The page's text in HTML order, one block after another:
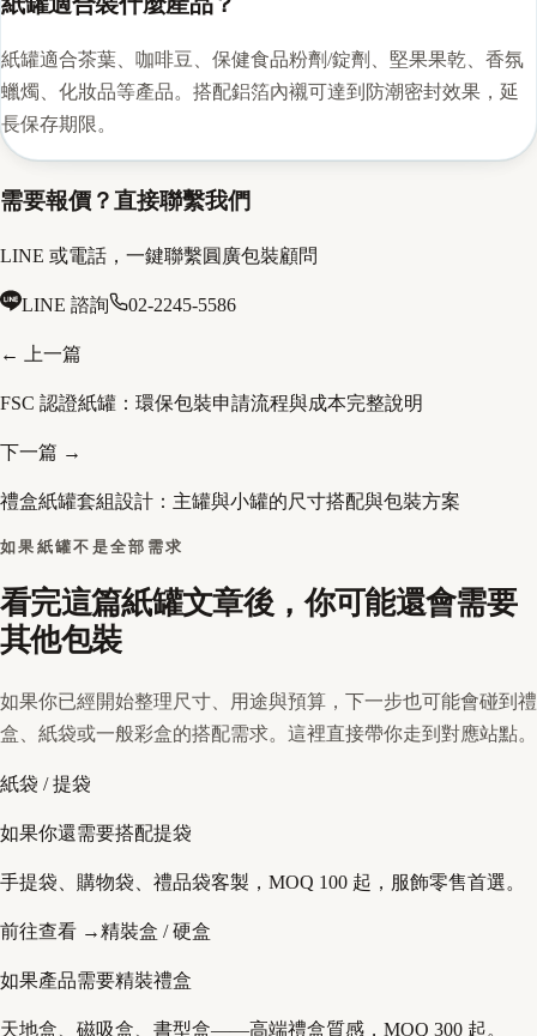
紙罐適合茶葉、咖啡豆、保健食品粉劑/錠劑、堅果果乾、香氛
蠟燭、化妝品等產品。搭配鋁箔內襯可達到防潮密封效果，延
長保存期限。
需要報價？直接聯繫我們
LINE 或電話，一鍵聯繫圓廣包裝顧問
LINE 諮詢 02-2245-5586
← 上一篇
FSC 認證紙罐：環保包裝申請流程與成本完整說明
下一篇 →
禮盒紙罐套組設計：主罐與小罐的尺寸搭配與包裝方案
如果紙罐不是全部需求
看完這篇紙罐文章後，你可能還會需要
其他包裝
如果你已經開始整理尺寸、用途與預算，下一步也可能會碰到禮
盒、紙袋或一般彩盒的搭配需求。這裡直接帶你走到對應站點。
紙袋 / 提袋
如果你還需要搭配提袋
手提袋、購物袋、禮品袋客製，MOQ 100 起，服飾零售首選。
前往查看 →精裝盒 / 硬盒
如果產品需要精裝禮盒
天地盒、磁吸盒、書型盒——高端禮盒質感，MOQ 300 起。